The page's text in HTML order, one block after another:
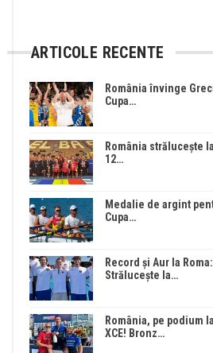
ARTICOLE RECENTE
România învinge
Cupa…
România strălucește
12…
Medalie de argint
Cupa…
Record și Aur la
Strălucește la…
România, pe podium
XCE! Bronz…